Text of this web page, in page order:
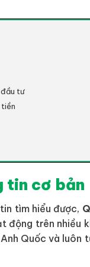
tư
tin cơ bản
tìm hiểu được,
trên nhiều
Quốc và luôn